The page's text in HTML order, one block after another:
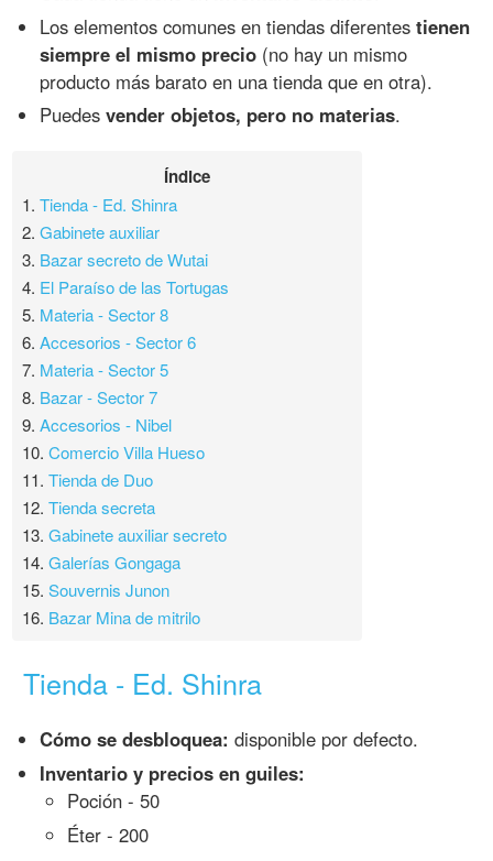
Los elementos comunes en tiendas diferentestienen
siempre el mismo precio (no hay un mismo
producto más barato en una tienda que en otra).
Puedesvender objetos, pero no materias.
Índice
1.Tienda - Ed. Shinra
2.Gabinete auxiliar
3. Bazar secreto de Wutai
4. El Paraíso de las Tortugas
5. Materia - Sector 8
6.Accesorios - Sector 6
7. Materia - Sector 5
8. Bazar - Sector 7
9.Accesorios - Nibel
10.Comercio Villa Hueso
11.Tienda de Duo
12.Tienda secreta
13.Gabinete auxiliar secreto
14.Galerías Gongaga
15.Souvernis Junon
16. Bazar Mina de mitrilo
Tienda - Ed. Shinra
Cómo se desbloquea: disponible por defecto.
Inventario y precios en guiles:
Poción - 50
Éter - 200